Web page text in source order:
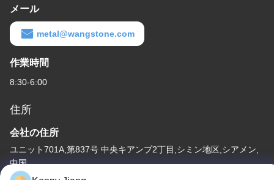
メール
metal@wangstone.com
作業時間
8:30-6:00
住所
会社の住所
ユニット701A,第837号 中央キアンプ2丁目,シミン地区,シアメン,
中国